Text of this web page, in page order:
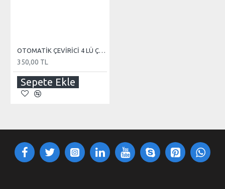
OTOMATİK ÇEVİRİCİ 4 LÜ ÇOKLAYICI GÜÇ KABLOSU
350,00 TL
Sepete Ekle